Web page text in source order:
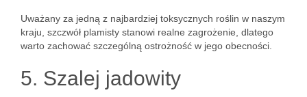
Uważany za jedną z najbardziej toksycznych roślin w naszym
kraju, szczwół plamisty stanowi realne zagrożenie, dlatego
warto zachować szczególną ostrożność w jego obecności.
5. Szalej jadowity